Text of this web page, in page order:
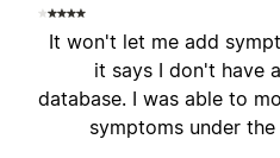
It won't let me add
it says I don't
database. I was able
symptoms